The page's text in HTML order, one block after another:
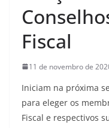
Fiscal
11 de novembro de
Iniciam na próxima
para eleger os
Fiscal e respectivos